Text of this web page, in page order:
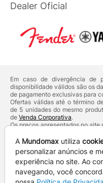
Dealer Oficial
Em caso de divergência de
disponibilidade válidos são os
de pagamento exclusivas para
Ofertas válidas até o término
de 5 unidades do mesmo
de Venda Corporativa.
Os preços apresentados no
Defesa do Consumidor:Lei nº
Vendas sujeitas à confirmação
Razão Social: Hayamax
CNPJ: 01.725.627/0002-53 -
Centro - CEP: 86010-921 -
A Mundomax utiliza
personalizar anúncios e
experiência no site. Ao
navegando, você